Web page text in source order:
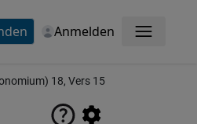
Anmelden Menü
18, Vers 15